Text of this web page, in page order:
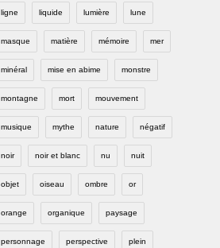
ligne liquide lumière lune
masque matière mémoire mer
minéral mise en abime monstre
montagne mort mouvement
musique mythe nature négatif
noir noir et blanc nu nuit
objet oiseau ombre or
orange organique paysage
personnage perspective plein